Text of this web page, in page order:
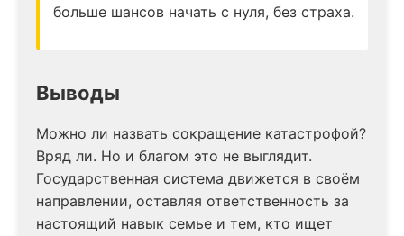
больше шансов начать с нуля, без страха.
Выводы
Можно ли назвать сокращение катастрофой?
Вряд ли. Но и благом это не выглядит.
Государственная система движется в своём
направлении, оставляя ответственность за
настоящий навык семье и тем, кто ищет